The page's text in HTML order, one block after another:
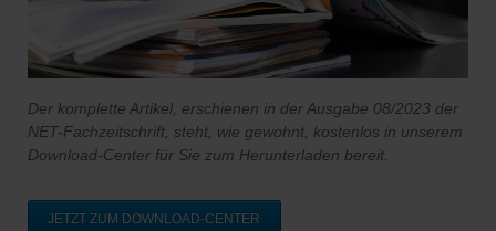
Der komplette Artikel, erschienen in der Ausgabe 08/2023 der
NET-Fachzeitschrift, steht, wie gewohnt, kostenlos in unserem
Download-Center für Sie zum Herunterladen bereit.
JETZT ZUM DOWNLOAD-CENTER